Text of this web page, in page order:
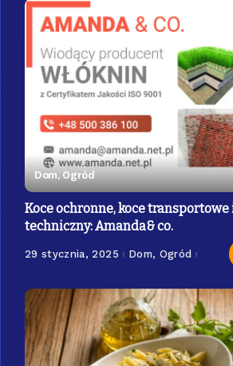
Dom, Ogród
Koce ochronne, koce
techniczny: Amanda& co.
29 stycznia, 2025 Dom, Ogród